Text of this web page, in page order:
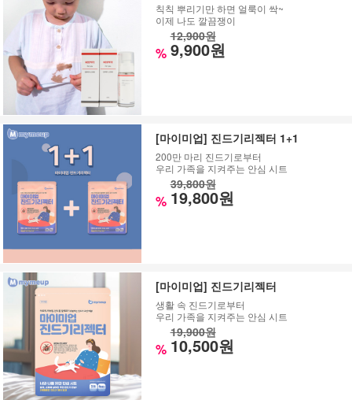
칙칙 뿌리기만 하면 얼룩이 싹~
이제 나도 깔끔쟁이
%
12,900원
9,900원
[마이미업] 진드기리젝터 1+1
200만 마리 진드기로부터
우리 가족을 지켜주는 안심 시트
%
39,800원
19,800원
[마이미업] 진드기리젝터
생활 속 진드기로부터
우리 가족을 지켜주는 안심 시트
%
19,900원
10,500원